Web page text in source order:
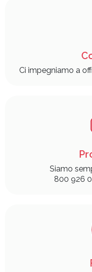
Ci impegniamo a
Siamo
800 926